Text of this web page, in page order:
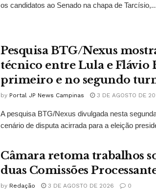
os candidatos ao Senado na chapa de
Pesquisa BTG/Nexus
técnico entre Lula e Flávio
primeiro e no segundo
by Portal JP News Campinas 3 DE AGOSTO DE
A pesquisa BTG/Nexus divulgada nesta
cenário de disputa acirrada para a eleição
Câmara retoma trabalhos
duas Comissões
by Redação 3 DE AGOSTO DE 2026 0